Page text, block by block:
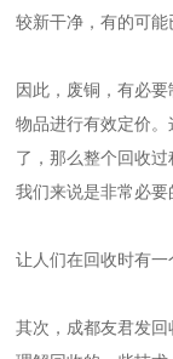
较新干净，有的可能
因此，废铜，有必
物品进行有效定价
了，那么整个回收
我们来说是非常必
让人们在回收时有一
其次，成都友君发